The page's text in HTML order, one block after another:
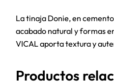
La tinaja Donie, en
acabado natural y formas
VICAL aporta textura y
Productos